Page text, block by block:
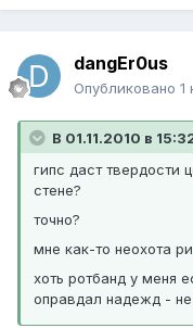
dangEr0us
Опубликовано 1
В 01.11.2010 в
гипс даст твердости
стене?
точно?
мне как-то неохота
хоть ротбанд у меня
оправдал надежд - не